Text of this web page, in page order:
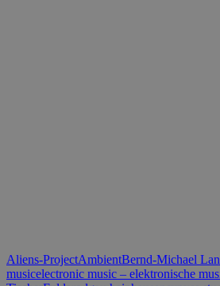
Aliens-ProjectAmbientBernd-Michael
musicelectronic music – elektronische